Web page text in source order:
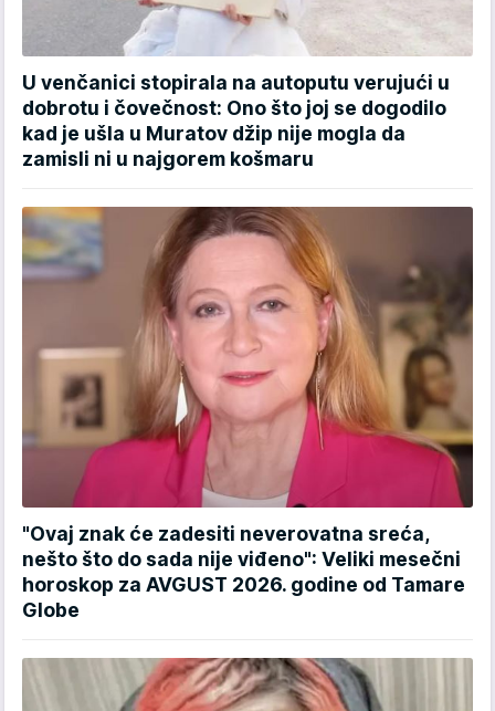
U venčanici stopirala na autoputu verujući u
dobrotu i čovečnost: Ono što joj se dogodilo
kad je ušla u Muratov džip nije mogla da
zamisli ni u najgorem košmaru
"Ovaj znak će zadesiti neverovatna sreća,
nešto što do sada nije viđeno": Veliki mesečni
horoskop za AVGUST 2026. godine od Tamare
Globe